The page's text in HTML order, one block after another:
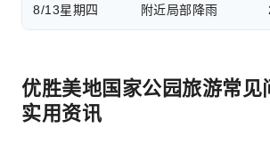
8/13星期四 附近局部降雨
优胜美地国家公园旅游常见
实用资讯